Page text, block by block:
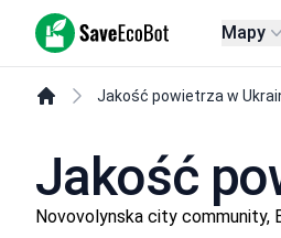
SaveEcoBot Mapy
Jakość powietrza w
Jakość
Novovolynska city community,